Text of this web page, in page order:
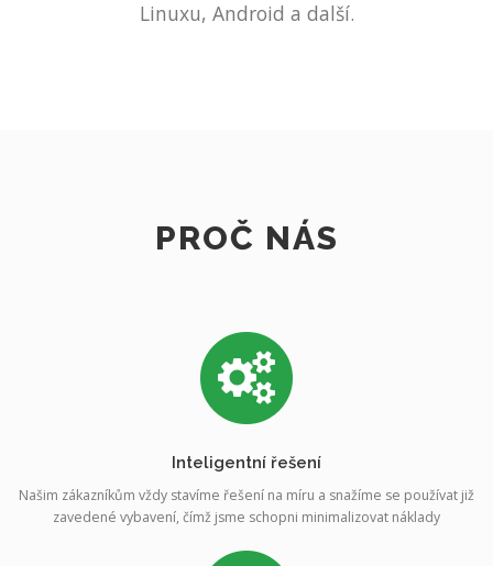
Linuxu, Android a další.
PROČ NÁS
Inteligentní řešení
Našim zákazníkům vždy stavíme řešení na míru a snažíme se používat již
zavedené vybavení, čímž jsme schopni minimalizovat náklady